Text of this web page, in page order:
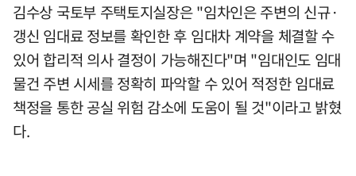
김수상 국토부 주택토지실장은 "임차인은 주변의 신규·
갱신 임대료 정보를 확인한 후 임대차 계약을 체결할 수
있어 합리적 의사 결정이 가능해진다"며 "임대인도 임대
물건 주변 시세를 정확히 파악할 수 있어 적정한 임대료
책정을 통한 공실 위험 감소에 도움이 될 것"이라고 밝혔
다.